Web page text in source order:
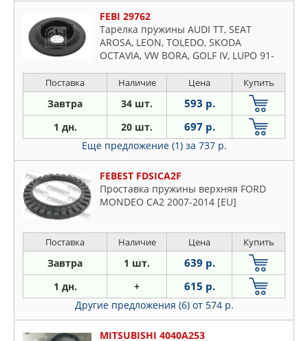
FEBI 29762
Тарелка пружины AUDI TT, SEAT
AROSA, LEON, TOLEDO, SKODA
OCTAVIA, VW BORA, GOLF IV, LUPO 91-
Поставка Наличие Цена Купить
Завтра 34 шт. 593 р.
1 дн. 20 шт. 697 р.
Еще предложение (1) за 737 р.
FEBEST FDSICA2F
Проставка пружины верхняя FORD
MONDEO CA2 2007-2014 [EU]
Поставка Наличие Цена Купить
Завтра 1 шт. 639 р.
1 дн. + 615 р.
Другие предложения (6) от 574 р.
MITSUBISHI 4040A253